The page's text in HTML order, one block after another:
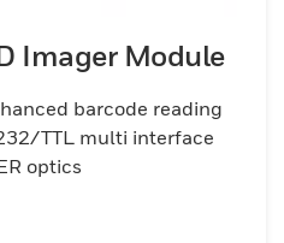
Imager Module
barcode reading
TTL multi interface
optics